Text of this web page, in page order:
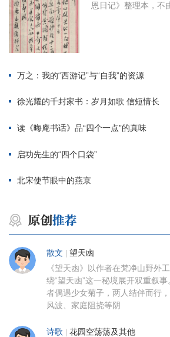
恩日记》整理本，
万之：我的“西游记”与“自我”的资源
徐光耀的千封家书：岁月如歌 信短情长
读《晦庵书话》品“四个一点”的真味
启功先生的“四个口袋”
北宋使节眼中的燕京
散文 望天凼
《望天凼》以作者在梵净山野外
绕“望天凼”这一秘境展开双重叙
者偶遇少女菊子，两人结伴而行
风波、家庭阻挠等阴
诗歌 花园空荡荡及其他